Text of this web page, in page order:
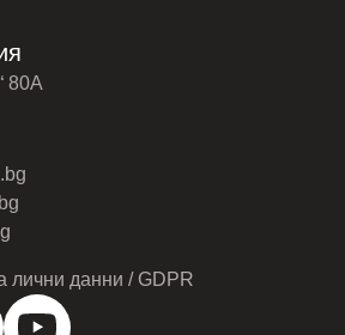
80А
лични данни / GDPR